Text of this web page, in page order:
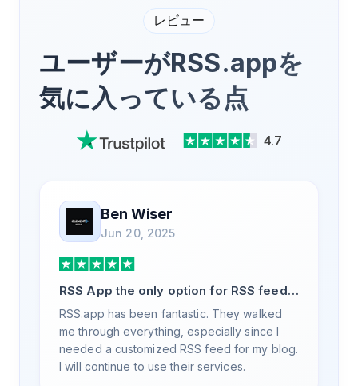
レビュー
ユーザーがRSS.appを
気に入っている点
4.7
Ben Wiser
Jun 20, 2025
RSS App the only option for RSS feed
generation
RSS.app has been fantastic. They walked
me through everything, especially since I
needed a customized RSS feed for my blog.
I will continue to use their services.